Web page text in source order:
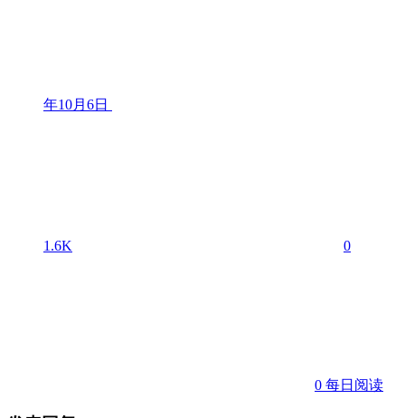
年10月6日
1.6K 0
0 每日阅读